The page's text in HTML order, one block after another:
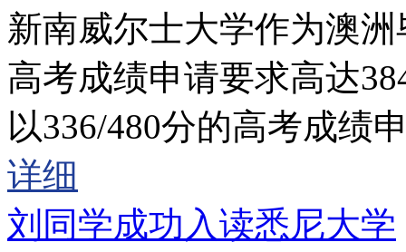
新南威尔士大学作为澳
高考成绩申请要求高达
以336/480分的高考成绩
详细
刘同学成功入读悉尼大学